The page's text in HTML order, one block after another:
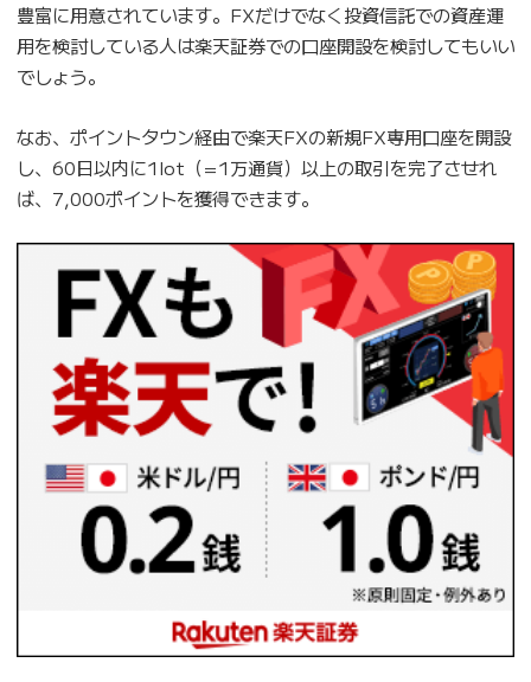
豊富に用意されています。FXだけでなく投資信託での資産運
用を検討している人は楽天証券での口座開設を検討してもいい
でしょう。
なお、ポイントタウン経由で楽天FXの新規FX専用口座を開設
し、60日以内に1lot（=1万通貨）以上の取引を完了させれ
ば、7,000ポイントを獲得できます。